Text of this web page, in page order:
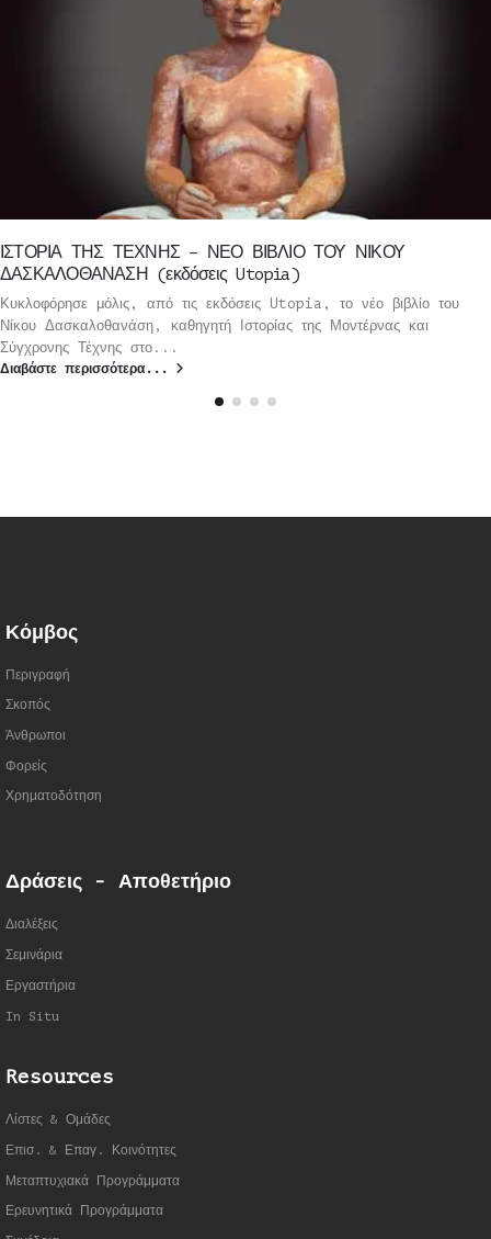
ΙΣΤΟΡΙΑ ΤΗΣ ΤΕΧΝΗΣ – ΝΕΟ ΒΙΒΛΙΟ ΤΟΥ ΝΙΚΟΥ
ΔΑΣΚΑΛΟΘΑΝΑΣΗ (εκδόσεις Utopia)
Κυκλοφόρησε μόλις, από τις εκδόσεις Utopia, το νέο βιβλίο του
Νίκου Δασκαλοθανάση, καθηγητή Ιστορίας της Μοντέρνας και
Σύγχρονης Τέχνης στο...
Διαβάστε περισσότερα...
Κόμβος
Περιγραφή
Σκοπός
Άνθρωποι
Φορείς
Χρηματοδότηση
Δράσεις - Αποθετήριο
Διαλέξεις
Σεμινάρια
Εργαστήρια
In Situ
Resources
Λίστες & Ομάδες
Επισ. & Επαγ. Κοινότητες
Μεταπτυχιακά Προγράμματα
Ερευνητικά Προγράμματα